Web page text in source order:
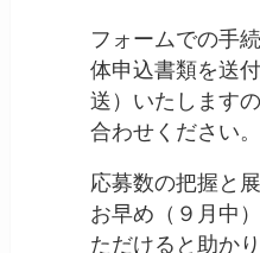
フォームでの手
体申込書類を送
送）いたします
合わせください。
応募数の把握と
お早め（９月中
ただけると助かり